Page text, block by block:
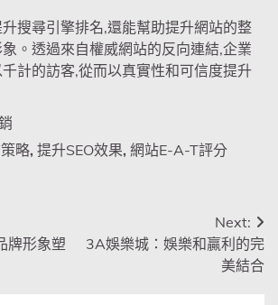
搜尋引擎排名,還能幫助提升網站的整
。透過來自權威網站的反向連結,企業
計的訪客,從而以真實性和可信度提升
略, 提升SEO效果, 網站E-A-T評分
牌形象塑
Next:
3A娛樂城：娛樂和贏利的完
美結合